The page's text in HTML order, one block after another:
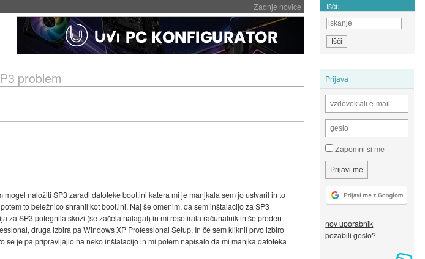
Zadnje novice Išči:
Prijava
Zapomni si me
nov uporabnik
pozabili geslo?
problem
naložiti SP3 zaradi datoteke boot.ini katera mi je manjkala sem jo ustvaril in to
to beležnico shranil kot boot.ini. Naj še omenim, da sem inštalacijo za SP3
za SP3 potegnila skozi (se začela nalagat) in mi resetirala računalnik in še preden
druga izbira pa Windows XP Professional Setup. In če sem kliknil prvo izbiro
je pa pripravljajlo na neko inštalacijo in mi potem napisalo da mi manjka datoteka